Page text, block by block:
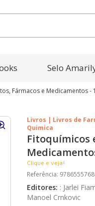
Selo
Fármacos e Medicamentos -
Livros | Livros de
Quimica
Fitoquímicos
Clique e veja!
Referência:
Editores: : Jarlei
Manoel Crnkovic